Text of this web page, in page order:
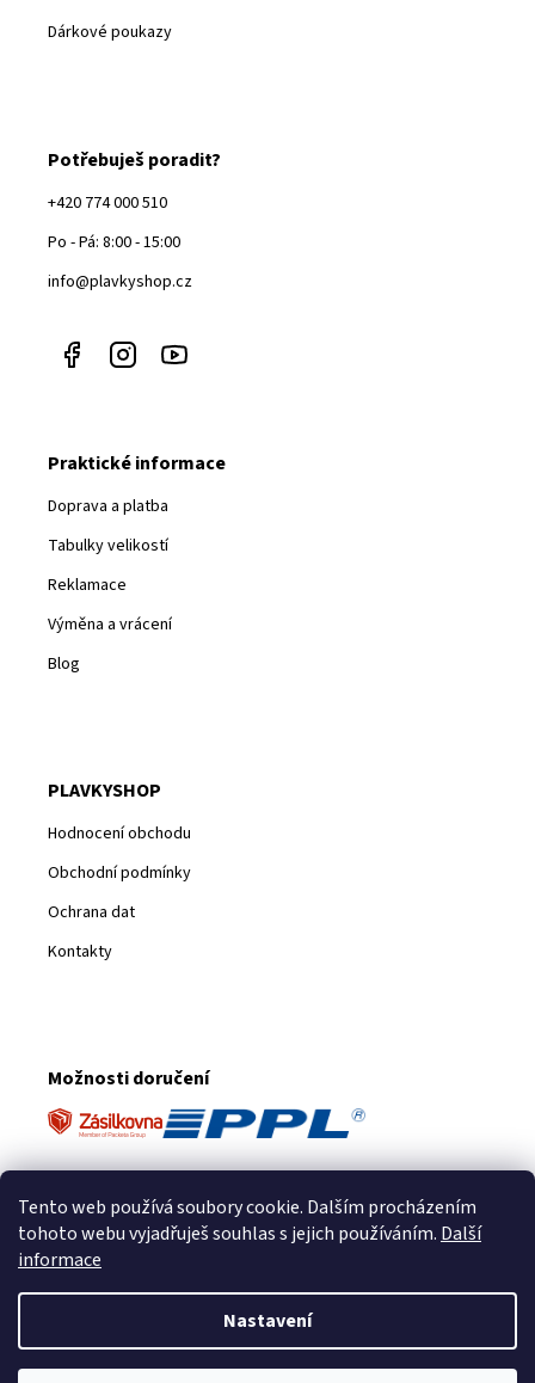
Tento web používá soubory cookie. Dalším procházením
tohoto webu vyjadřuješ souhlas s jejich používáním. Další
informace
Nastavení
Dárkové poukazy
Potřebuješ poradit?
+420 774 000 510
Po - Pá: 8:00 - 15:00
info@plavkyshop.cz
Praktické informace
Doprava a platba
Tabulky velikostí
Reklamace
Výměna a vrácení
Blog
PLAVKYSHOP
Hodnocení obchodu
Obchodní podmínky
Ochrana dat
Kontakty
Možnosti doručení